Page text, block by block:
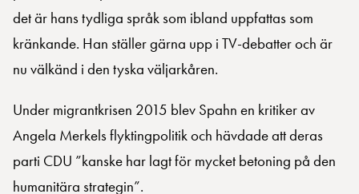
det är hans tydliga språk som ibland uppfattas som
kränkande. Han ställer gärna upp i TV-debatter och är
nu välkänd i den tyska väljarkåren.
Under migrantkrisen 2015 blev Spahn en kritiker av
Angela Merkels flyktingpolitik och hävdade att deras
parti CDU ”kanske har lagt för mycket betoning på den
humanitära strategin”.